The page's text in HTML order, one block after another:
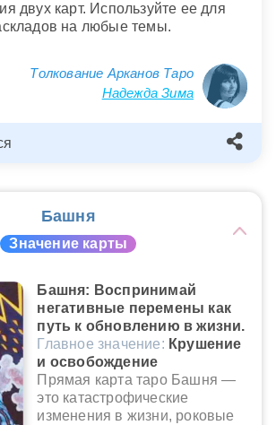
двух карт. Используйте ее для
на любые темы.
Толкование Арканов Таро
Надежда Зима
Башня
Значение карты
Башня: Воспринимай
негативные перемены как
путь к обновлению в жизни.
Главное значение: Крушение
и освобождение
Прямая карта таро Башня —
это катастрофические
изменения в жизни, роковые